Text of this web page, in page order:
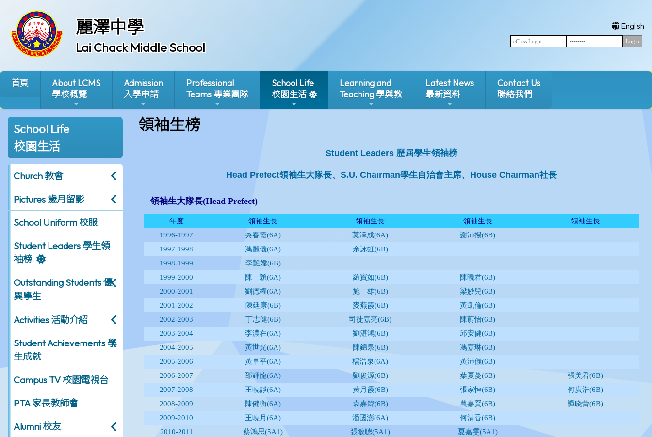
麗澤中學
Lai Chack Middle School
English
首頁
About LCMS
學校概覽
Admission
入學申請
Professional
Teams 專業團隊
School Life
校園生活
Learning and
Teaching 學與教
Latest News
最新資料
Contact Us
聯絡我們
School Life
校園生活
Church 教會
Pictures 歲月留影
School Uniform 校服
Student Leaders 學生領
袖榜
Outstanding Students 優
異學生
Activities 活動介紹
Student Achievements 學
生成就
Campus TV 校園電視台
PTA 家長教師會
Alumni 校友
領袖生榜